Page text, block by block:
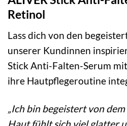
Retinol
Lass dich von den
unserer Kundinnen
Stick Anti-Falten-Serum
ihre Hautpflegeroutine
„Ich bin begeistert von
Haut fühlt sich viel glatter